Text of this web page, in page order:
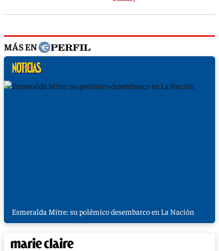
MÁS EN
Esmeralda Mitre: su polémico desembarco en La Nación